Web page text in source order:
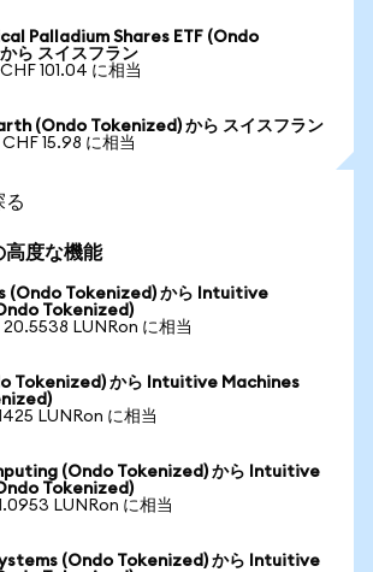
Palladium Shares ETF (Ondo
ら スイスフラン
101.04 に相当
(Ondo Tokenized) から スイスフラン
CHF 15.98 に相当
高度な機能
(Ondo Tokenized) から Intuitive
Tokenized)
20.5538 LUNRon に相当
Tokenized) から Intuitive Machines
LUNRon に相当
(Ondo Tokenized) から Intuitive
Tokenized)
LUNRon に相当
(Ondo Tokenized) から Intuitive